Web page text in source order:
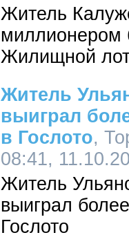
Житель
миллионером
Жилищной
Житель
выиграл
в Гослото,
08:41,
Житель
выиграл
Гослото